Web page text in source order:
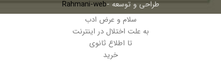
طراحی و توسعه -Rahmani-web
سلام و عرض ادب
به علت اختلال در اینترنت
تا اطلاع ثانوی
خرید